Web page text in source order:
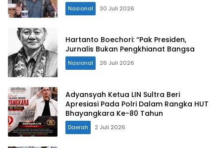
Nasional 30 Juli 2026
Hartanto Boechori: “Pak Presiden,
Jurnalis Bukan Pengkhianat Bangsa
Nasional 26 Juli 2026
Adyansyah Ketua LIN Sultra Beri
Apresiasi Pada Polri Dalam Rangka HUT
Bhayangkara Ke-80 Tahun
Daerah 2 Juli 2026